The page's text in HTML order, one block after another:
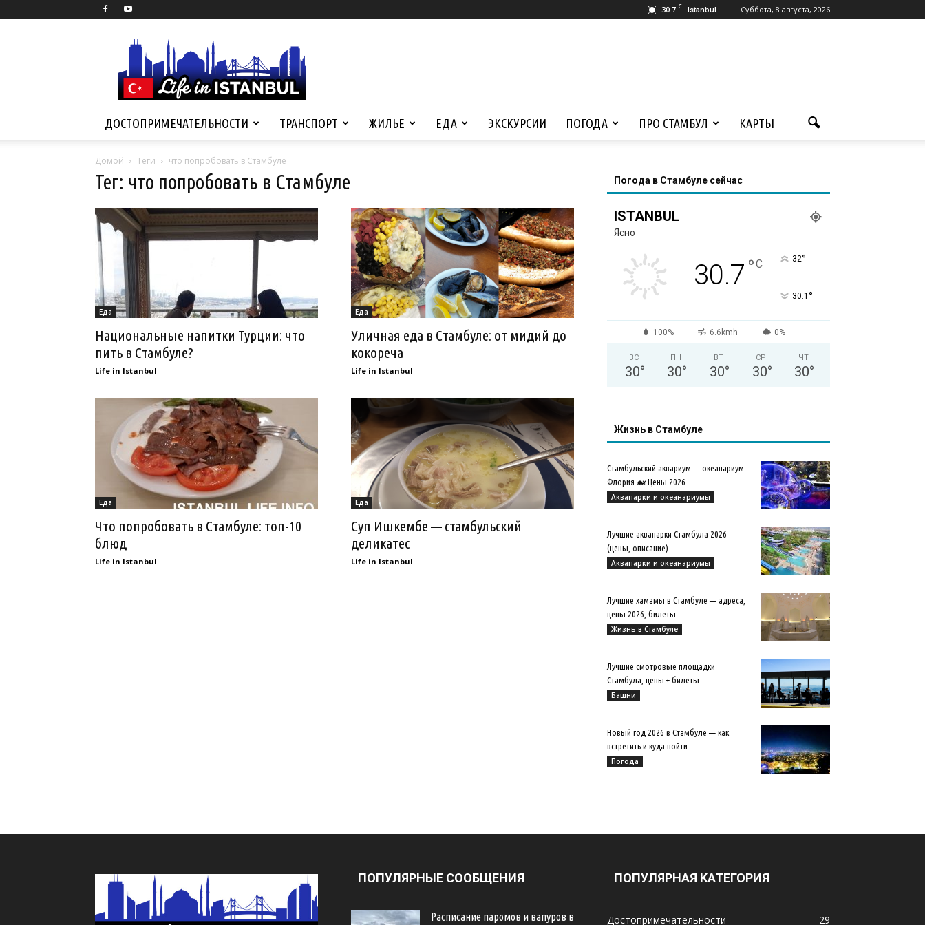
30.7 C Istanbul Суббота, 8 августа, 2026
Life
Istanbul
ДОСТОПРИМЕЧАТЕЛЬНОСТИ ТРАНСПОРТ ЖИЛЬЕ ЕДА ЭКСКУРСИИ ПОГОДА ПРО СТАМБУЛ КАРТЫ
Домой Теги что попробовать в Стамбуле
Тег: что попробовать в Стамбуле
Еда
Национальные напитки Турции: что
пить в Стамбуле?
Life in Istanbul
Еда
Уличная еда в Стамбуле: от мидий до
кокореча
Life in Istanbul
Еда
Что попробовать в Стамбуле: топ-10
блюд
Life in Istanbul
Еда
Суп Ишкембе — стамбульский
деликатес
Life in Istanbul
Погода в Стамбуле сейчас
ISTANBUL
Ясно
30.7 °C 32°
30.1 °
100% 6.6kmh 0%
ВС
30°
ПН
30°
ВТ
30°
СР
30°
ЧТ
30°
Жизнь в Стамбуле
Стамбульский аквариум — океанариум
Флория 🐋 Цены 2026
Аквапарки и океанариумы
Лучшие аквапарки Стамбула 2026
(цены, описание)
Аквапарки и океанариумы
Лучшие хамамы в Стамбуле — адреса,
цены 2026, билеты
Жизнь в Стамбуле
Лучшие смотровые площадки
Стамбула, цены + билеты
Башни
Новый год 2026 в Стамбуле — как
встретить и куда пойти...
Погода
ПОПУЛЯРНЫЕ СООБЩЕНИЯ
Расписание паромов и вапуров в
ПОПУЛЯРНАЯ КАТЕГОРИЯ
Достопримечательности 29